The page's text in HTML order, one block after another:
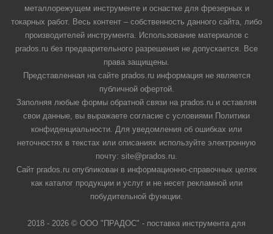
металлорежущем инструменте и оснастке для фрезерных и
токарных работ. Весь контент – собственность данного сайта, либо
производителей инструмента. Использование материалов с
prados.ru без предварительного разрешения не допускается. Все
права защищены.
Представленная на сайте prados.ru информация не является
публичной офертой.
Заполняя любые формы обратной связи на prados.ru и оставляя
свои данные, вы выражаете согласие с условиями Политики
конфиденциальности. Для уведомления об ошибках или
неточностях в текстах или описаниях используйте электронную
почту: site@prados.ru.
Сайт prados.ru опубликован в информационно-справочных целях
как каталог продукции и услуг и не несет рекламной или
побудительной функции.
2018 - 2026 © ООО "ПРАДОС" - поставка инструмента для